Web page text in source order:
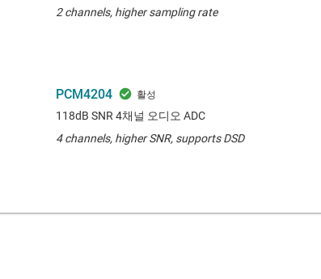
2 channels, higher sampling rate
PCM4204
118dB SNR 4채널 오디오 ADC
4 channels, higher SNR, supports DSD